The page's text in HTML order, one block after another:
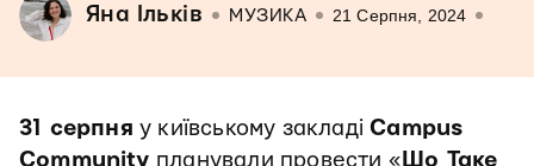
Яна Ільків МУЗИКА 21 Серпня, 2024
31 серпня у київському закладіCampus
Community планували провести « Шо Таке